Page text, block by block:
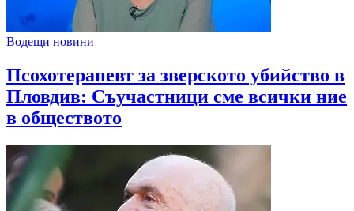
Водещи новини
Псохотерапевт за зверското убийство в
Пловдив: Съучастници сме всички ние
в обществото